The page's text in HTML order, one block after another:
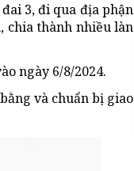
3, đi qua địa phận
chia thành nhiều làn
ngày 6/8/2024.
và chuẩn bị giao